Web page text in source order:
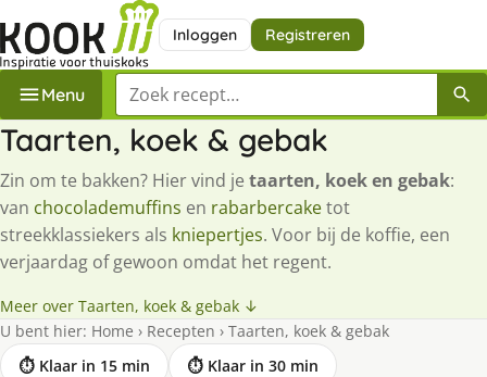
Inloggen Registreren
Menu Zoek een recept
Taarten, koek & gebak
Zin om te bakken? Hier vind je taarten, koek en gebak:
van chocolademuffins en rabarbercaketot
streekklassiekers als kniepertjes. Voor bij de koffie, een
verjaardag of gewoon omdat het regent.
Meer over Taarten, koek & gebak ↓
U bent hier: Home › Recepten › Taarten, koek & gebak
⏱ Klaar in 15 min
⏱ Klaar in 30 min